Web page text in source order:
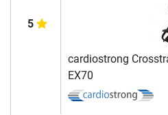
5
cardiostrong
EX70